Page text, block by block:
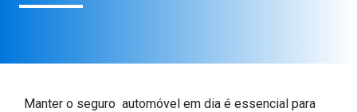
Manter o seguro automóvel em dia é essencial para